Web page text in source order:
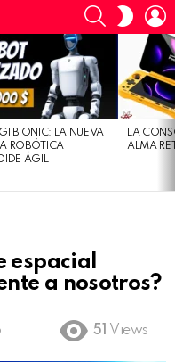
SEARCH
SKIN
BIONIC: LA NUEVA
ROBÓTICA
ÁGIL
LA
ALMA
espacial
a nosotros?
51 Views